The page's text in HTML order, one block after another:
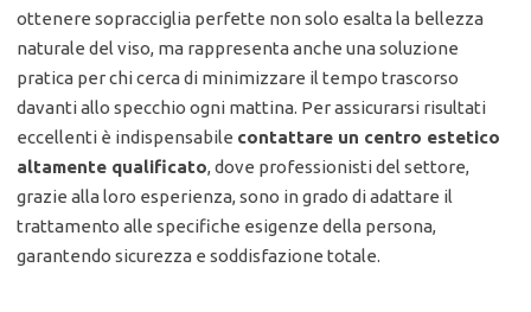
ottenere sopracciglia perfette non solo esalta la bellezza
naturale del viso, ma rappresenta anche una soluzione
pratica per chi cerca di minimizzare il tempo trascorso
davanti allo specchio ogni mattina. Per assicurarsi risultati
eccellenti è indispensabile contattare un centro estetico
altamente qualificato, dove professionisti del settore,
grazie alla loro esperienza, sono in grado di adattare il
trattamento alle specifiche esigenze della persona,
garantendo sicurezza e soddisfazione totale.